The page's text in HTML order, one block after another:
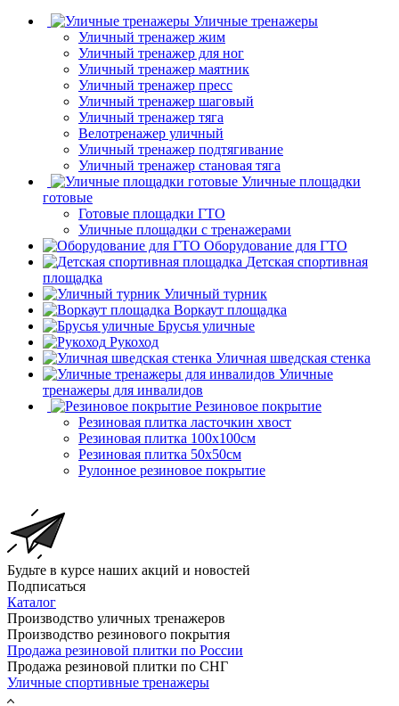
Уличные тренажеры
Уличный тренажер жим
Уличный тренажер для ног
Уличный тренажер маятник
Уличный тренажер пресс
Уличный тренажер шаговый
Уличный тренажер тяга
Велотренажер уличный
Уличный тренажер подтягивание
Уличный тренажер становая тяга
Уличные площадки
готовые
Готовые площадки ГТО
Уличные площадки с тренажерами
Оборудование для ГТО
Детская спортивная
площадка
Уличный турник
Воркаут площадка
Брусья уличные
Рукоход
Уличная шведская стенка
Уличные
тренажеры для инвалидов
Резиновое покрытие
Резиновая плитка ласточкин хвост
Резиновая плитка 100х100см
Резиновая плитка 50х50см
Рулонное резиновое покрытие
Будьте в курсе наших акций и новостей
Подписаться
Каталог
Производство уличных тренажеров
Производство резинового покрытия
Продажа резиновой плитки по России
Продажа резиновой плитки по СНГ
Уличные спортивные тренажеры